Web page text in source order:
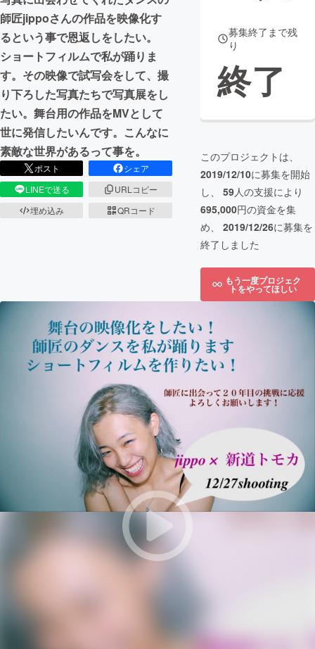
師匠jippoさんの作品を映像化す
るという事で恩返しをしたい。
ショートフィルムで私が踊りま
す。その映像で試写会をして、撮
り下ろした写真たちで写真展をし
たい。舞台用の作品をMVとして
世に発信したいんです。こんなに
素敵な世界があるって事を。
ポスト
シェア
LINEで送る
URLコピー
埋め込み
QRコード
募集終了まで残
り
終了
このプロジェクトは、
2019/12/10に募集を開始
し、 59人の支援により
695,000円の資金を集
め、 2019/12/26に募集を
終了しました
もう一度プロジェク
トをやってほしい